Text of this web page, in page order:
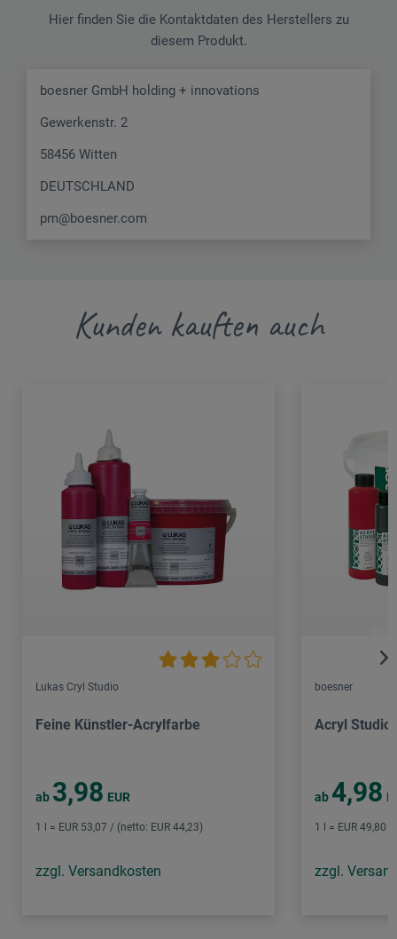
Hier finden Sie die Kontaktdaten des Herstellers zu
diesem Produkt.
boesner GmbH holding + innovations
Gewerkenstr. 2
58456 Witten
DEUTSCHLAND
pm@boesner.com
Kunden kauften auch
Lukas Cryl Studio
Feine Künstler-Acrylfarbe
ab 3,98 EUR
1 l = EUR 53,07 / (netto: EUR 44,23)
zzgl. Versandkosten
boesner
Acryl Studio
ab 4,98
1 l = EUR 49,80
zzgl.